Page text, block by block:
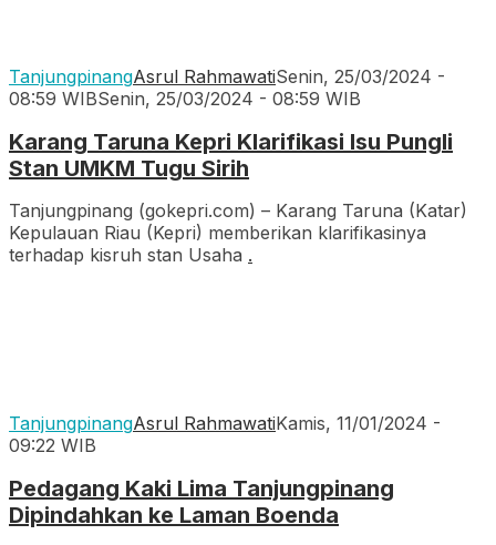
TanjungpinangAsrul RahmawatiSenin, 25/03/2024 -
08:59 WIBSenin, 25/03/2024 - 08:59 WIB
Karang Taruna Kepri Klarifikasi Isu Pungli
Stan UMKM Tugu Sirih
Tanjungpinang (gokepri.com) – Karang Taruna (Katar)
Kepulauan Riau (Kepri) memberikan klarifikasinya
terhadap kisruh stan Usaha .
TanjungpinangAsrul RahmawatiKamis, 11/01/2024 -
09:22 WIB
Pedagang Kaki Lima Tanjungpinang
Dipindahkan ke Laman Boenda